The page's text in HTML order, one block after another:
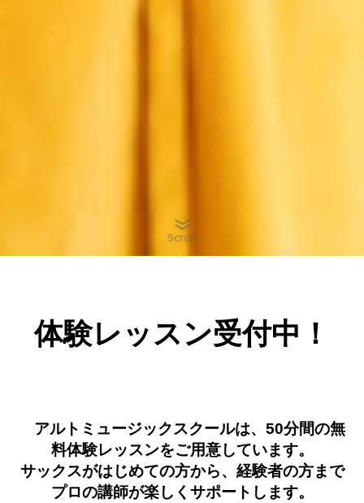
Scroll
体験レッスン受付中！
アルトミュージックスクールは、50分間の無
料体験レッスンをご用意しています。
サックスがはじめての方から、経験者の方まで
プロの講師が楽しくサポートします。